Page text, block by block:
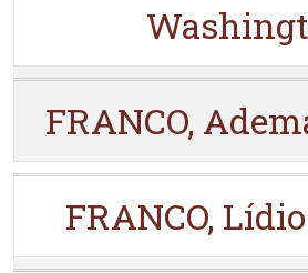
FRANCO,
FRANCO,